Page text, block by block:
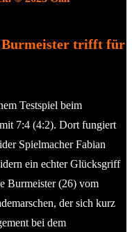
Burmeister trifft für
Testspiel beim
7:4 (4:2). Dort fungiert
Spielmacher Fabian
ein echter Glücksgriff
Burmeister (26) vom
der sich kurz
bei dem